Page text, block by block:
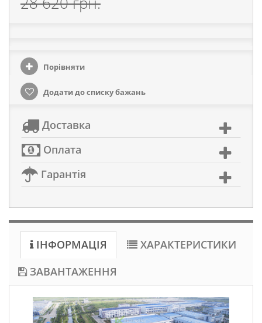
Порівняти
Додати до списку бажань
Доставка
Оплата
Гарантія
ІНФОРМАЦІЯ
ХАРАКТЕРИСТИКИ
ЗАВАНТАЖЕННЯ